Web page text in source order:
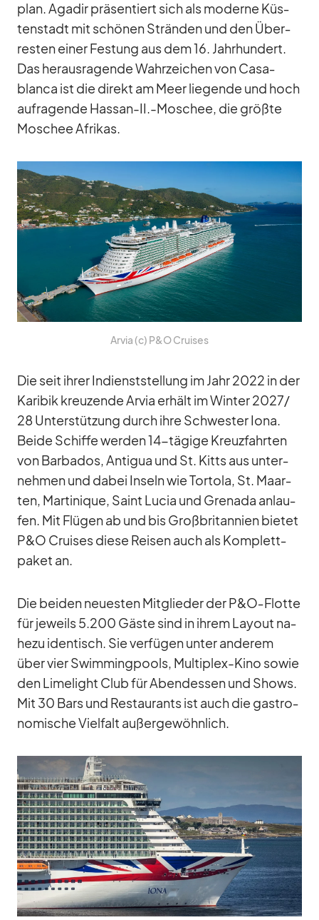
plan. Aga­dir prä­sen­tiert sich als mo­derne Küs­
ten­stadt mit schö­nen Strän­den und den Über­
res­ten ei­ner Fes­tung aus dem 16. Jahr­hun­dert.
Das her­aus­ra­gende Wahr­zei­chen von Ca­sa­
blanca ist die di­rekt am Meer lie­gende und hoch
auf­ra­gende Hassan-II.-Moschee, die größte
Mo­schee Afri­kas.
Ar­via (c) P&O Crui­ses
Die seit ih­rer In­dienst­stel­lung im Jahr 2022 in der
Ka­ri­bik kreu­zende Ar­via er­hält im Win­ter 2027/​
28 Un­ter­stüt­zung durch ihre Schwes­ter Iona.
Beide Schiffe wer­den 14-tä­gige Kreuz­fahr­ten
von Bar­ba­dos, An­ti­gua und St. Kitts aus un­ter­
neh­men und da­bei In­seln wie Tor­tola, St. Maar­
ten, Mar­ti­ni­que, Saint Lu­cia und Gre­nada an­lau­
fen. Mit Flü­gen ab und bis Groß­bri­tan­nien bie­tet
P&O Crui­ses diese Rei­sen auch als Kom­plett­
pa­ket an.
Die bei­den neu­es­ten Mit­glie­der der P&O‑Flotte
für je­weils 5.200 Gäste sind in ih­rem Lay­out na­
hezu iden­tisch. Sie ver­fü­gen un­ter an­de­rem
über vier Swim­ming­pools, Mul­ti­plex-Kino so­wie
den Li­me­light Club für Abend­essen und Shows.
Mit 30 Bars und Re­stau­rants ist auch die gas­tro­
no­mi­sche Viel­falt au­ßer­ge­wöhn­lich.